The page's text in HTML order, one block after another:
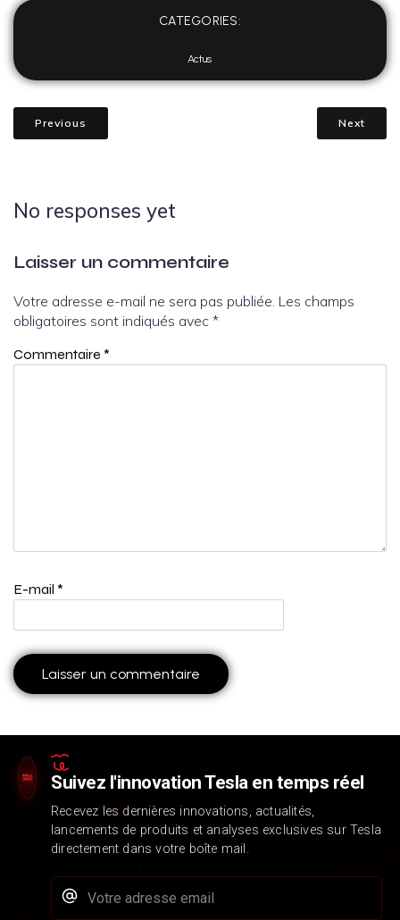
CATEGORIES:
Actus
Previous Next
No responses yet
Laisser un commentaire
Votre adresse e-mail ne sera pas publiée. Les champs
obligatoires sont indiqués avec *
Commentaire *
E-mail *
Suivez l'innovation Tesla en temps réel
Recevez les dernières innovations, actualités,
lancements de produits et analyses exclusives sur Tesla
directement dans votre boîte mail.